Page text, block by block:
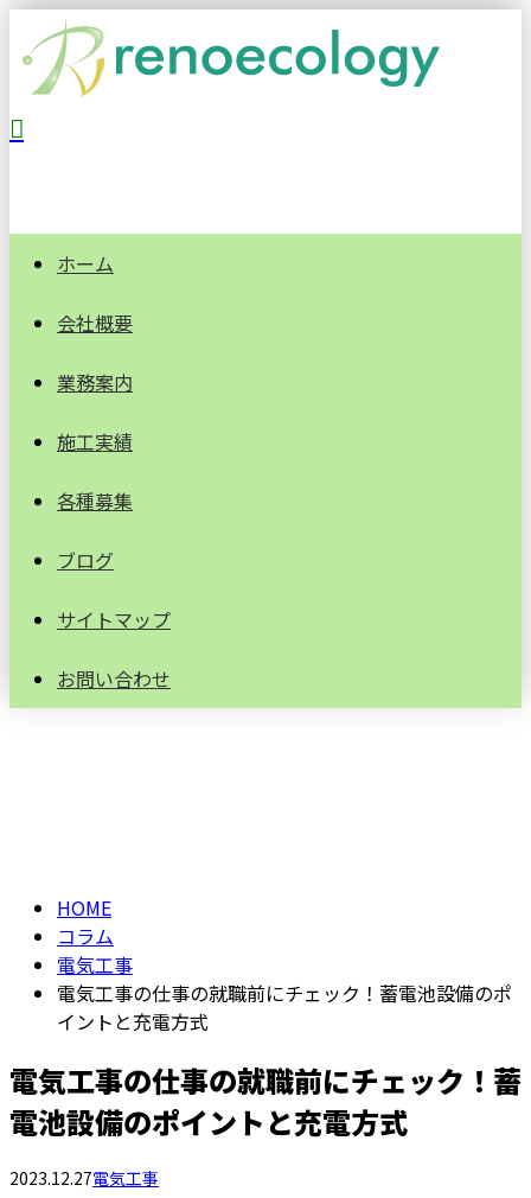
ホーム
会社概要
業務案内
施工実績
各種募集
ブログ
サイトマップ
お問い合わせ
HOME
コラム
電気工事
電気工事の仕事の就職前にチェック！蓄電池設備のポ
イントと充電方式
電気工事の仕事の就職前にチェック！蓄
電池設備のポイントと充電方式
2023.12.27電気工事